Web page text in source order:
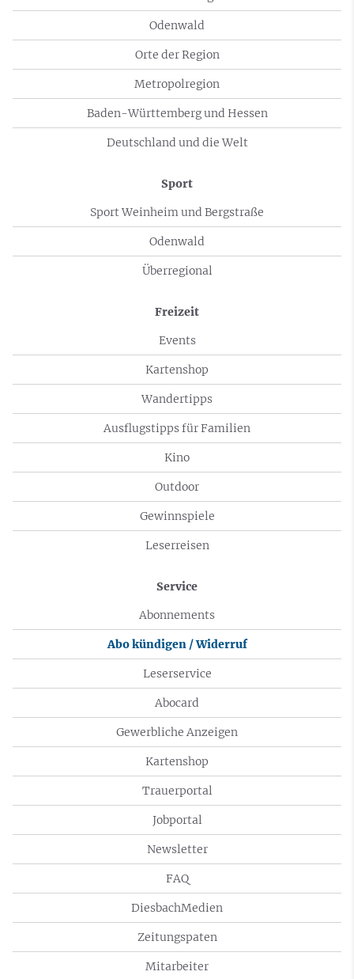
Odenwald
Orte der Region
Metropolregion
Baden-Württemberg und Hessen
Deutschland und die Welt
Sport
Sport Weinheim und Bergstraße
Odenwald
Überregional
Freizeit
Events
Kartenshop
Wandertipps
Ausflugstipps für Familien
Kino
Outdoor
Gewinnspiele
Leserreisen
Service
Abonnements
Abo kündigen / Widerruf
Leserservice
Abocard
Gewerbliche Anzeigen
Kartenshop
Trauerportal
Jobportal
Newsletter
FAQ
DiesbachMedien
Zeitungspaten
Mitarbeiter